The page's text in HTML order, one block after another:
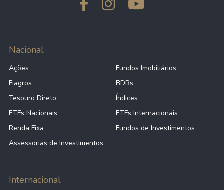
Nacional
Ações
Fundos Imobiliários
Fiagros
BDRs
Tesouro Direto
Índices
ETFs Nacionais
ETFs Internacionais
Renda Fixa
Fundos de Investimentos
Assessorias de Investimentos
Internacional